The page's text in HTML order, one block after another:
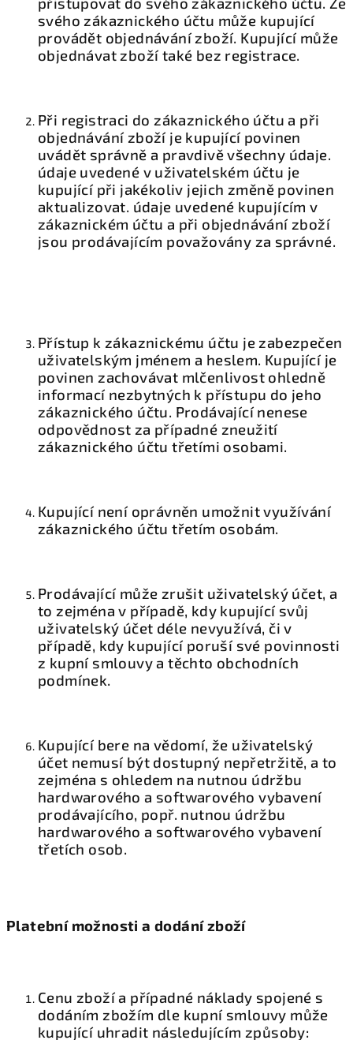
svého zákaznického účtu může kupující
provádět objednávání zboží. Kupující může
objednávat zboží také bez registrace.
Při registraci do zákaznického účtu a při
objednávání zboží je kupující povinen
uvádět správně a pravdivě všechny údaje.
údaje uvedené v uživatelském účtu je
kupující při jakékoliv jejich změně povinen
aktualizovat. údaje uvedené kupujícím v
zákaznickém účtu a při objednávání zboží
jsou prodávajícím považovány za správné.
Přístup k zákaznickému účtu je zabezpečen
uživatelským jménem a heslem. Kupující je
povinen zachovávat mlčenlivost ohledně
informací nezbytných k přístupu do jeho
zákaznického účtu. Prodávající nenese
odpovědnost za případné zneužití
zákaznického účtu třetími osobami.
Kupující není oprávněn umožnit využívání
zákaznického účtu třetím osobám.
Prodávající může zrušit uživatelský účet, a
to zejména v případě, kdy kupující svůj
uživatelský účet déle nevyužívá, či v
případě, kdy kupující poruší své povinnosti
z kupní smlouvy a těchto obchodních
podmínek.
Kupující bere na vědomí, že uživatelský
účet nemusí být dostupný nepřetržitě, a to
zejména s ohledem na nutnou údržbu
hardwarového a softwarového vybavení
prodávajícího, popř. nutnou údržbu
hardwarového a softwarového vybavení
třetích osob.
Platební možnosti a dodání zboží
Cenu zboží a případné náklady spojené s
dodáním zbožím dle kupní smlouvy může
kupující uhradit následujícím způsoby: